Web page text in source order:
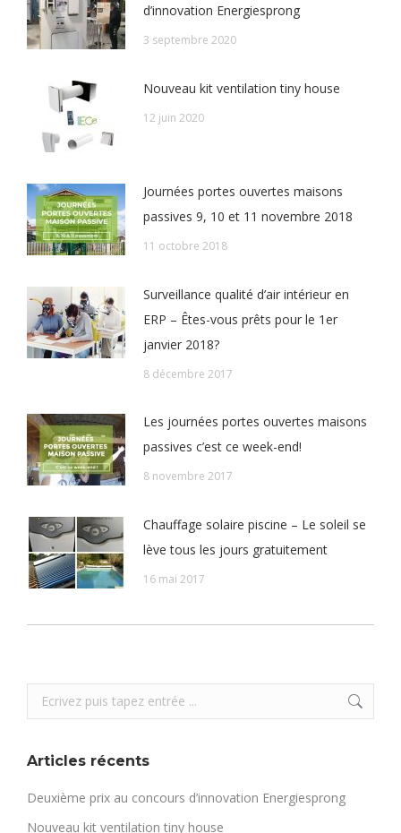
d’innovation Energiesprong
3 septembre 2020
Nouveau kit ventilation tiny house
12 juin 2020
Journées portes ouvertes maisons
passives 9, 10 et 11 novembre 2018
11 octobre 2018
Surveillance qualité d’air intérieur en
ERP – Êtes-vous prêts pour le 1er
janvier 2018?
8 décembre 2017
Les journées portes ouvertes maisons
passives c’est ce week-end!
8 novembre 2017
Chauffage solaire piscine – Le soleil se
lève tous les jours gratuitement
16 mai 2017
Search:
Articles récents
Deuxième prix au concours d’innovation Energiesprong
Nouveau kit ventilation tiny house